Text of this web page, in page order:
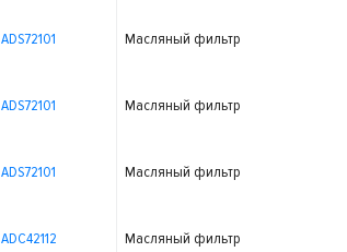
ADS72101 Масляный фильтр
ADS72101 Масляный фильтр
ADS72101 Масляный фильтр
ADC42112 Масляный фильтр